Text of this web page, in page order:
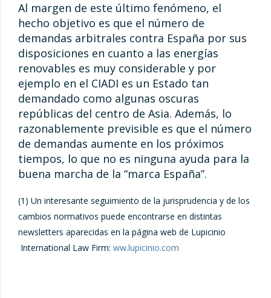
Al margen de este último fenómeno, el
hecho objetivo es que el número de
demandas arbitrales contra España por sus
disposiciones en cuanto a las energías
renovables es muy considerable y por
ejemplo en el CIADI es un Estado tan
demandado como algunas oscuras
repúblicas del centro de Asia. Además, lo
razonablemente previsible es que el número
de demandas aumente en los próximos
tiempos, lo que no es ninguna ayuda para la
buena marcha de la “marca España”.
(1) Un interesante seguimiento de la jurisprudencia y de los
cambios normativos puede encontrarse en distintas
newsletters aparecidas en la página web de Lupicinio
International Law Firm: ww.lupicinio.com